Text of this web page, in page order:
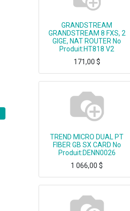
GRANDSTREAM
GRANDSTREAM 8 FXS, 2
GIGE, NAT ROUTER No
Produit:HT818 V2
171,00 $
TREND MICRO DUAL PT
FIBER GB SX CARD No
Produit:DENN0026
1 066,00 $